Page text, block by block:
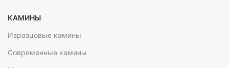
КАМИНЫ
Изразцовые камины
Современные камины